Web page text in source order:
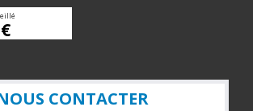
CONTACTER